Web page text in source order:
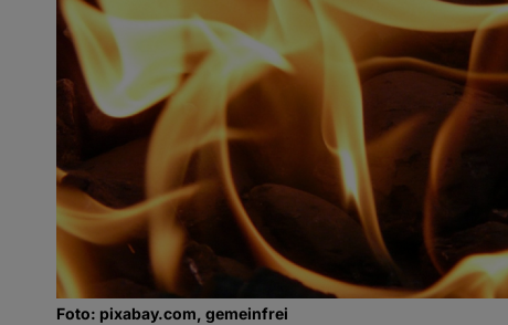
Foto: pixabay.com, gemeinfrei